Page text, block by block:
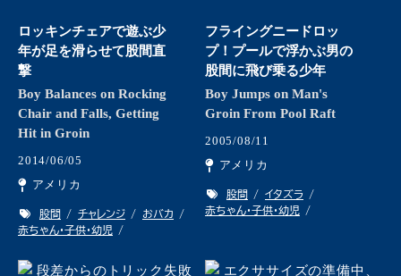
ロッキンチェアで遊ぶ少
年が足を滑らせて股間直
撃
Boy Balances on Rocking
Chair and Falls, Getting
Hit in Groin
2014/06/05
アメリカ
股間 チャレンジ
おバカ
赤ちゃん・子供・幼児
フライングニードロッ
プ！プールで浮かぶ男の
股間に飛び乗る少年
Boy Jumps on Man's
Groin From Pool Raft
2005/08/11
アメリカ
股間
イタズラ
赤ちゃん・子供・幼児